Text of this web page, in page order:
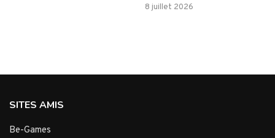
8 juillet 2026
SITES AMIS
Be-Games